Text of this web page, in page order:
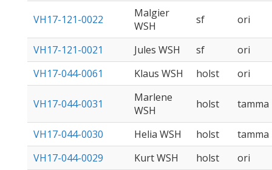
VH17-121-0022
Malgier
WSH
sf ori
VH17-121-0021 Jules WSH sf
ori
VH17-044-0061
Klaus WSH holst ori
VH17-044-0031
Marlene
WSH
holst tamma
VH17-044-0030 Helia WSH holst
tamma
VH17-044-0029
Kurt WSH holst ori